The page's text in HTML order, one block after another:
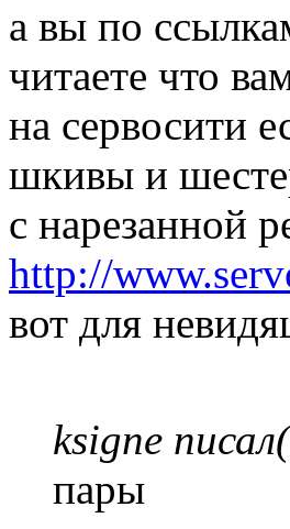
а вы по
читаете что
на сервосити
шкивы и
с нарезанной
http://
вот для
ksigne
пары